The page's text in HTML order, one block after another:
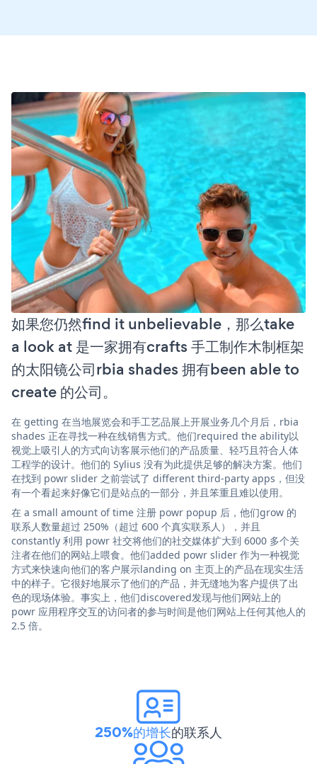
如果您仍然find it unbelievable，那么take
a look at 是一家拥有crafts 手工制作木制框架
的太阳镜公司rbia shades 拥有been able to
create 的公司。
在 getting 在当地展览会和手工艺品展上开展业务几个月后，rbia
shades 正在寻找一种在线销售方式。他们required the ability以
视觉上吸引人的方式向访客展示他们的产品质量、轻巧且符合人体
工程学的设计。他们的 Sylius 没有为此提供足够的解决方案。他们
在找到 powr slider 之前尝试了 different third-party apps，但没
有一个看起来好像它们是站点的一部分，并且笨重且难以使用。
在 a small amount of time 注册 powr popup 后，他们grow 的
联系人数量超过 250%（超过 600 个真实联系人），并且
constantly 利用 powr 社交将他们的社交媒体扩大到 6000 多个关
注者在他们的网站上喂食。他们added powr slider 作为一种视觉
方式来快速向他们的客户展示landing on 主页上的产品在现实生活
中的样子。它很好地展示了他们的产品，并无缝地为客户提供了出
色的现场体验。事实上，他们discovered发现与他们网站上的
powr 应用程序交互的访问者的参与时间是他们网站上任何其他人的
2.5 倍。
250%的增长的联系人